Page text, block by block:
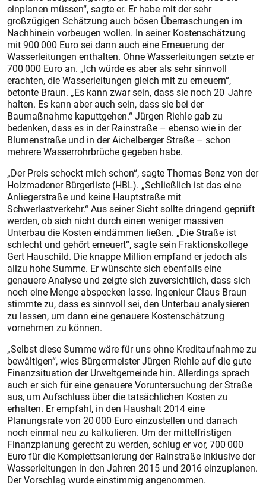
einplanen müssen“, sagte er. Er habe mit der sehr
großzügigen Schätzung auch bösen Überraschungen im
Nachhinein vorbeugen wollen. In seiner Kostenschätzung
mit 900 000 Euro sei dann auch eine Erneuerung der
Wasserleitungen enthalten. Ohne Wasserleitungen setzte er
700 000 Euro an. „Ich würde es aber als sehr sinnvoll
erachten, die Wasserleitungen gleich mit zu erneuern“,
betonte Braun. „Es kann zwar sein, dass sie noch 20 Jahre
halten. Es kann aber auch sein, dass sie bei der
Baumaßnahme kaputtgehen.“ Jürgen Riehle gab zu
bedenken, dass es in der Rainstraße – ebenso wie in der
Blumenstraße und in der Aichelberger Straße – schon
mehrere Wasserrohrbrüche gegeben habe.
„Der Preis schockt mich schon“, sagte Thomas Benz von der
Holzmadener Bürgerliste (HBL). „Schließlich ist das eine
Anliegerstraße und keine Hauptstraße mit
Schwerlastverkehr.“ Aus seiner Sicht sollte dringend geprüft
werden, ob sich nicht durch einen weniger massiven
Unterbau die Kosten eindämmen ließen. „Die Straße ist
schlecht und gehört erneuert“, sagte sein Fraktionskollege
Gert Hauschild. Die knappe Million empfand er jedoch als
allzu hohe Summe. Er wünschte sich ebenfalls eine
genauere Analyse und zeigte sich zuversichtlich, dass sich
noch eine Menge abspecken lasse. Ingenieur Claus Braun
stimmte zu, dass es sinnvoll sei, den Unterbau analysieren
zu lassen, um dann eine genauere Kostenschätzung
vornehmen zu können.
„Selbst diese Summe wäre für uns ohne Kreditaufnahme zu
bewältigen“, wies Bürgermeister Jürgen Riehle auf die gute
Finanzsituation der Urweltgemeinde hin. Allerdings sprach
auch er sich für eine genauere Voruntersuchung der Straße
aus, um Aufschluss über die tatsächlichen Kosten zu
erhalten. Er empfahl, in den Haushalt 2014 eine
Planungsrate von 20 000 Euro einzustellen und danach
noch einmal neu zu kalkulieren. Um der mittelfristigen
Finanzplanung gerecht zu werden, schlug er vor, 700 000
Euro für die Komplettsanierung der Rainstraße inklusive der
Wasserleitungen in den Jahren 2015 und 2016 einzuplanen.
Der Vorschlag wurde einstimmig angenommen.